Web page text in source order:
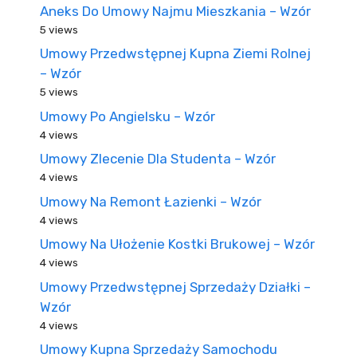
Aneks Do Umowy Najmu Mieszkania – Wzór
5 views
Umowy Przedwstępnej Kupna Ziemi Rolnej
– Wzór
5 views
Umowy Po Angielsku – Wzór
4 views
Umowy Zlecenie Dla Studenta – Wzór
4 views
Umowy Na Remont Łazienki – Wzór
4 views
Umowy Na Ułożenie Kostki Brukowej – Wzór
4 views
Umowy Przedwstępnej Sprzedaży Działki –
Wzór
4 views
Umowy Kupna Sprzedaży Samochodu